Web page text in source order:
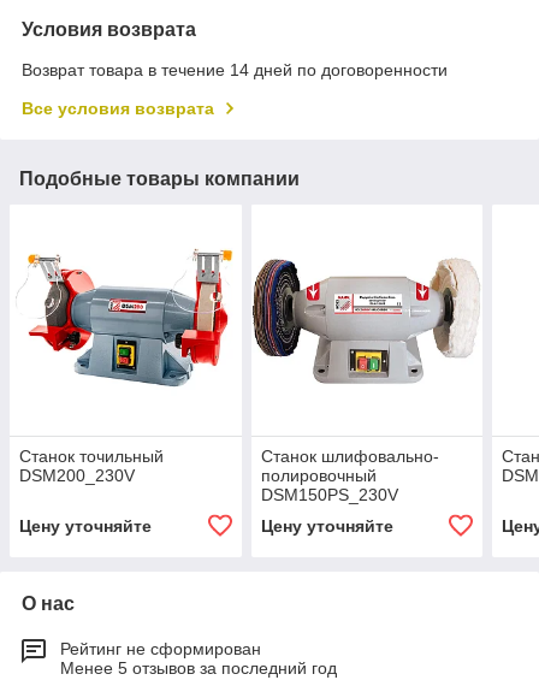
Условия возврата
Возврат товара в течение 14 дней по договоренности
Все условия возврата
Подобные товары компании
Станок точильный
DSM200_230V
Цену уточняйте
Станок шлифовально-
полировочный
DSM150PS_230V
Цену уточняйте
О нас
Рейтинг не сформирован
Менее 5 отзывов за последний год